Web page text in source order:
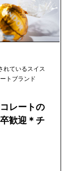
れているスイス
トブランド
レートの
歓迎＊チ